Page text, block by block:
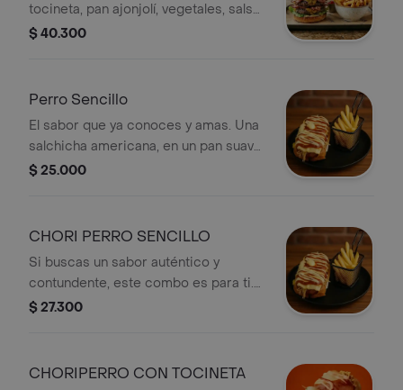
tocineta, pan ajonjolí, vegetales, salsa,
jamón ahumado y queso doble crema.
$ 40.300
Perro Sencillo
El sabor que ya conoces y amas. Una
salchicha americana, en un pan suave
y calientito, acompañado de tus
completa con una porción de papas
250ml . ¡Sencillo, rápido y delicioso!
$ 25.000
CHORI PERRO SENCILLO
Si buscas un sabor auténtico y
contundente, este combo es para ti.
Un jugoso chorizo artesanal en
toque de salsa de la casa, crujiente
$ 27.300
CHORIPERRO CON TOCINETA